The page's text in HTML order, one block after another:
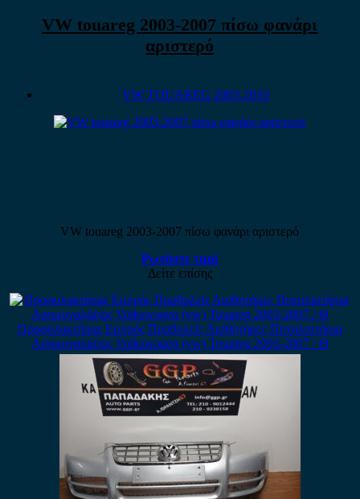
VW touareg 2003-2007 πίσω φανάρι
αριστερό
VW TOUAREG 2003-2010
VW touareg 2003-2007 πίσω φανάρι αριστερό
Ρωτήστε τιμή
Δείτε επίσης
Προφυλακτήρας Εμπρός Προβολείς Αισθητήρες Πιτσιλιστήρια
Ασημογαλάζιος Volkswagen (vw) Touareg 2003-2007 / Θ